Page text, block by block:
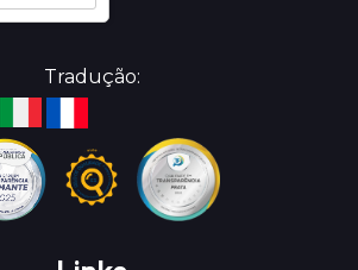
Tradução: